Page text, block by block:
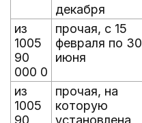
декабря
из
1005
90
000 0
прочая, с 15
февраля по 30
июня
из
1005
90
прочая, на
которую
установлена